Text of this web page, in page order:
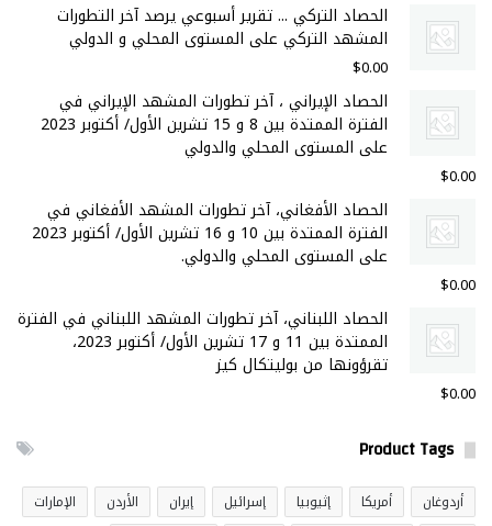
الحصاد التركي ... تقرير أسبوعي يرصد آخر التطورات
المشهد التركي على المستوى المحلي و الدولي
$0.00
الحصاد الإيراني ، آخر تطورات المشهد الإيراني في
الفترة الممتدة بين 8 و 15 تشرين الأول/ أكتوبر 2023
على المستوى المحلي والدولي
$0.00
الحصاد الأفغاني، آخر تطورات المشهد الأفغاني في
الفترة الممتدة بين 10 و 16 تشرين الأول/ أكتوبر 2023
على المستوى المحلي والدولي.
$0.00
الحصاد اللبناني، آخر تطورات المشهد اللبناني في الفترة
الممتدة بين 11 و 17 تشرين الأول/ أكتوبر 2023،
تقرؤونها من بوليتكال كيز
$0.00
Product Tags
أردوغان أمريكا إثيوبيا إسرائيل إيران الأردن
الإمارات